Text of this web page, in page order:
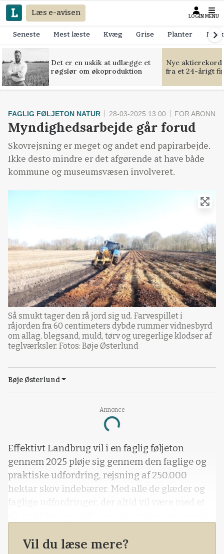
Læs e-avisen LOGIN MENU
Seneste Mest læste Kvæg Grise Planter
Det er en uskik at udlægge et
røgslør om økoproduktion
Nye
fra et 24-årigt
Annonce
Loading...
FAGLIG FØLJETON NATUR 28-03-2025 13:00 FOR
Myndighedsarbejde går forud
Skovrejsning er meget og andet end papirarbejde.
Ikke desto mindre er det afgørende at have både
kommune og museumsvæsen involveret.
Så smukt tager den rå jord sig ud. Farvespillet i
råjorden fra 60 centimeters dybde rummer vidnesbyrd
om allag, blegsand, muld, tørv og uregerlige klodser af
teglværksler. Fotos: Bøje Østerlund
Bøje Østerlund
Effektivt Landbrug vil i en faglig føljeton
gennem 2025 pløje sig gennem den faglige og
praktiske udfordring, rejsning af 250.000
hektar skov indebærer. Med alle de glæder og
faglige udfordringer, der altid vil være med et
Vil du læse mere?